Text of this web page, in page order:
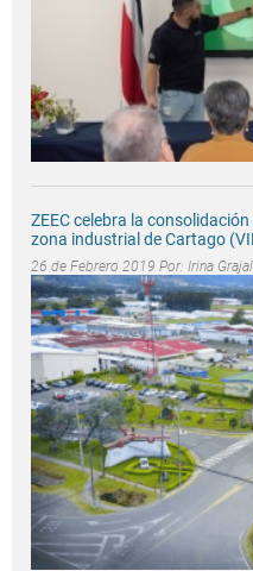
ZEEC celebra la
zona industrial de Cartago
26 de Febrero 2019 Por: Irina